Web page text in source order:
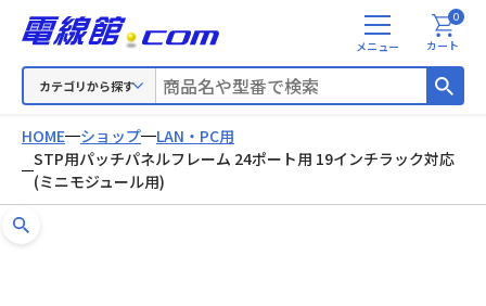
カテゴリから探す
メ
ニ
カート
0
HOME ショップ
LAN・PC用
STP用パッチパネルフレーム 24ポート用 19インチラック対応
(ミニモジュール用)